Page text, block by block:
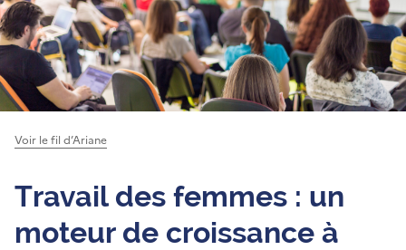
Voir le fil d’Ariane
Travail des femmes : un
moteur de croissance à